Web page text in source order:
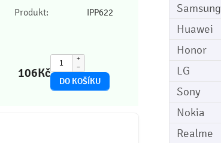
Samsung
Huawei
Honor
LG
Sony
Nokia
Realme
Produkt: IPP622
106Kč
+
−